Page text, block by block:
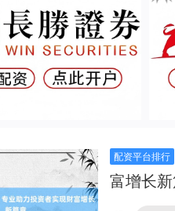
配资平台排行
富增长